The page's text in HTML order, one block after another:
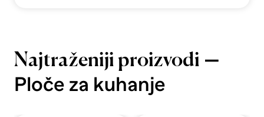
Najtraženiji proizvodi —
Ploče za kuhanje